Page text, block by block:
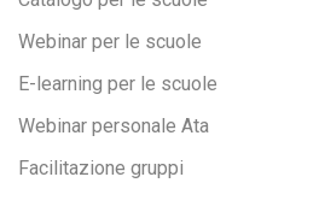
Webinar per le scuole
E-learning per le scuole
Webinar personale Ata
Facilitazione gruppi